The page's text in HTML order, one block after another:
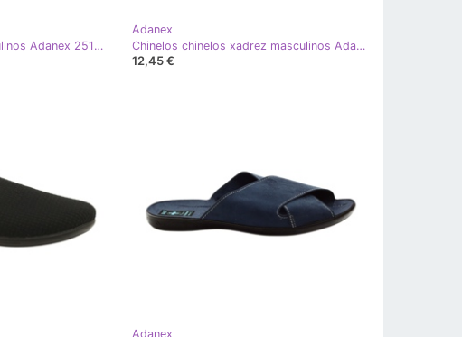
Chinelos chinelos masculinos Adanex 25147 espinha de peixe preto cinza
Adanex
Chinelos chinelos xadrez masculinos Adanex marrom azul-marinho
12,45 €
Adanex